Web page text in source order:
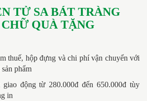
TỬ SA BÁT TRÀNG
QUÀ TẶNG
thuế, hộp đựng và chi phí vận chuyển với
phẩm
giao động từ 280.000đ đến 650.000đ tùy
in